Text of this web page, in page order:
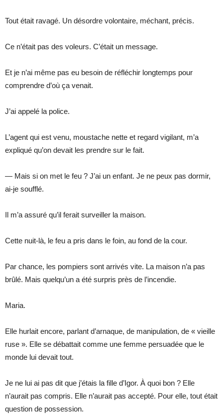
Tout était ravagé. Un désordre volontaire, méchant, précis.
Ce n’était pas des voleurs. C’était un message.
Et je n’ai même pas eu besoin de réfléchir longtemps pour
comprendre d’où ça venait.
J’ai appelé la police.
L’agent qui est venu, moustache nette et regard vigilant, m’a
expliqué qu’on devait les prendre sur le fait.
— Mais si on met le feu ? J’ai un enfant. Je ne peux pas dormir,
ai-je soufflé.
Il m’a assuré qu’il ferait surveiller la maison.
Cette nuit-là, le feu a pris dans le foin, au fond de la cour.
Par chance, les pompiers sont arrivés vite. La maison n’a pas
brûlé. Mais quelqu’un a été surpris près de l’incendie.
Maria.
Elle hurlait encore, parlant d’arnaque, de manipulation, de « vieille
ruse ». Elle se débattait comme une femme persuadée que le
monde lui devait tout.
Je ne lui ai pas dit que j’étais la fille d’Igor. À quoi bon ? Elle
n’aurait pas compris. Elle n’aurait pas accepté. Pour elle, tout était
question de possession.